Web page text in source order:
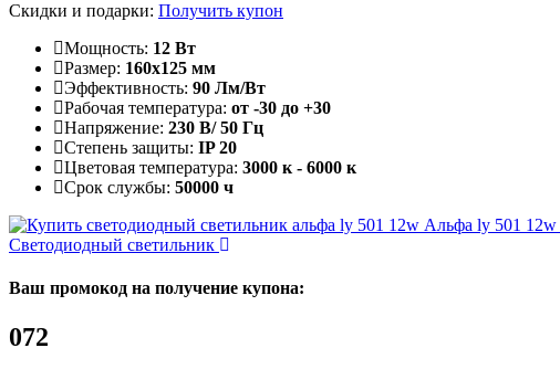
Скидки и подарки: Получить купон
Мощность: 12 Вт
Размер: 160х125 мм
Эффективность: 90 Лм/Вт
Рабочая температура: от -30 до +30
Напряжение: 230 В/ 50 Гц
Степень защиты: IP 20
Цветовая температура: 3000 к - 6000 к
Срок службы: 50000 ч
Альфа ly 501 12w
Светодиодный светильник
Ваш промокод на получение купона:
072